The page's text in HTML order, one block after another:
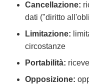
Cancellazione:
dati ("diritto
Limitazione:
circostanze
Portabilità:
Opposizione: